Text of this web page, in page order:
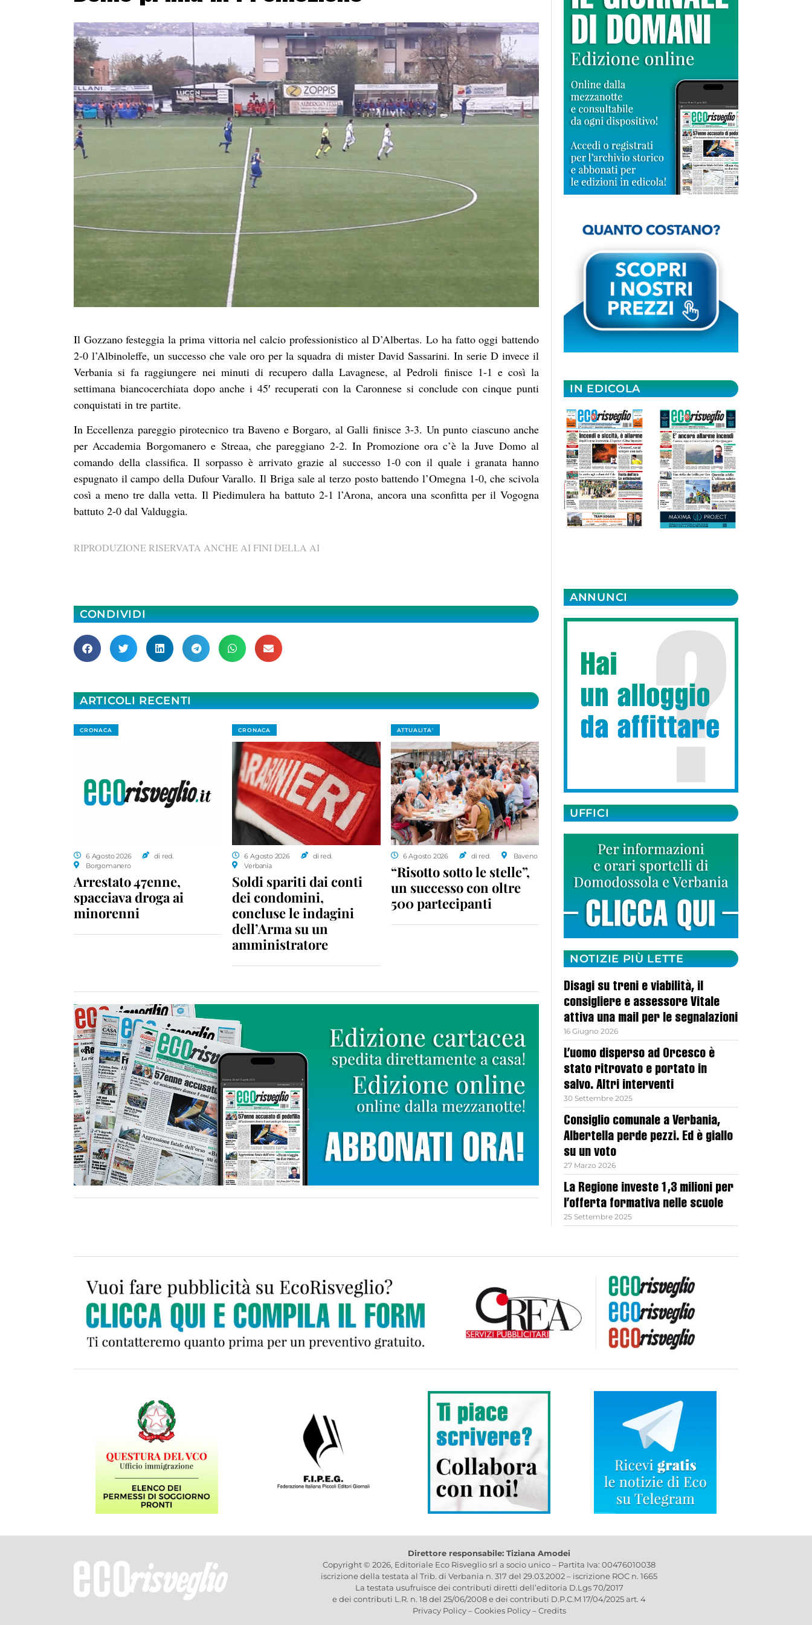
Il Gozzano festeggia la prima vittoria nel calcio professionistico al D’Albertas. Lo ha fatto oggi battendo
2-0 l’Albinoleffe, un successo che vale oro per la squadra di mister David Sassarini. In serie D invece il
Verbania si fa raggiungere nei minuti di recupero dalla Lavagnese, al Pedroli finisce 1-1 e così la
settimana biancocerchiata dopo anche i 45′ recuperati con la Caronnese si conclude con cinque punti
conquistati in tre partite.
In Eccellenza pareggio pirotecnico tra Baveno e Borgaro, al Galli finisce 3-3. Un punto ciascuno anche
per Accademia Borgomanero e Streaa, che pareggiano 2-2. In Promozione ora c’è la Juve Domo al
comando della classifica. Il sorpasso è arrivato grazie al successo 1-0 con il quale i granata hanno
espugnato il campo della Dufour Varallo. Il Briga sale al terzo posto battendo l’Omegna 1-0, che scivola
così a meno tre dalla vetta. Il Piedimulera ha battuto 2-1 l’Arona, ancora una sconfitta per il Vogogna
battuto 2-0 dal Valduggia.
RIPRODUZIONE RISERVATA ANCHE AI FINI DELLA AI
CONDIVIDI
ARTICOLI RECENTI
CRONACA
6 Agosto 2026
di red.
Borgomanero
Arrestato 47enne,
spacciava droga ai
minorenni
CRONACA
6 Agosto 2026
di red.
Verbania
Soldi spariti dai conti
dei condomini,
concluse le indagini
dell’Arma su un
amministratore
ATTUALITA'
6 Agosto 2026 di red. Baveno
“Risotto sotto le stelle”,
un successo con oltre
500 partecipanti
IN EDICOLA
ANNUNCI
UFFICI
NOTIZIE PIÙ LETTE
Disagi su treni e viabilità, il
consigliere e assessore Vitale
attiva una mail per le segnalazioni
16 Giugno 2026
L’uomo disperso ad Orcesco è
stato ritrovato e portato in
salvo. Altri interventi
30 Settembre 2025
Consiglio comunale a Verbania,
Albertella perde pezzi. Ed è giallo
su un voto
27 Marzo 2026
La Regione investe 1,3 milioni per
l’offerta formativa nelle scuole
25 Settembre 2025
Direttore responsabile: Tiziana Amodei
Copyright © 2026, Editoriale Eco Risveglio srl a socio unico – Partita Iva: 00476010038
iscrizione della testata al Trib. di Verbania n. 317 del 29.03.2002 – iscrizione ROC n. 1665
La testata usufruisce dei contributi diretti dell’editoria D.Lgs 70/2017
e dei contributi L.R. n. 18 del 25/06/2008 e dei contributi D.P.C.M 17/04/2025 art. 4
Privacy Policy–Cookies Policy–Credits